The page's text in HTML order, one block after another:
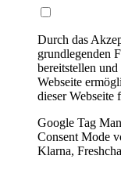
Durch das
grundlegenden
bereitstellen
Webseite
dieser Webseite
Google Tag
Consent Mode
Klarna,